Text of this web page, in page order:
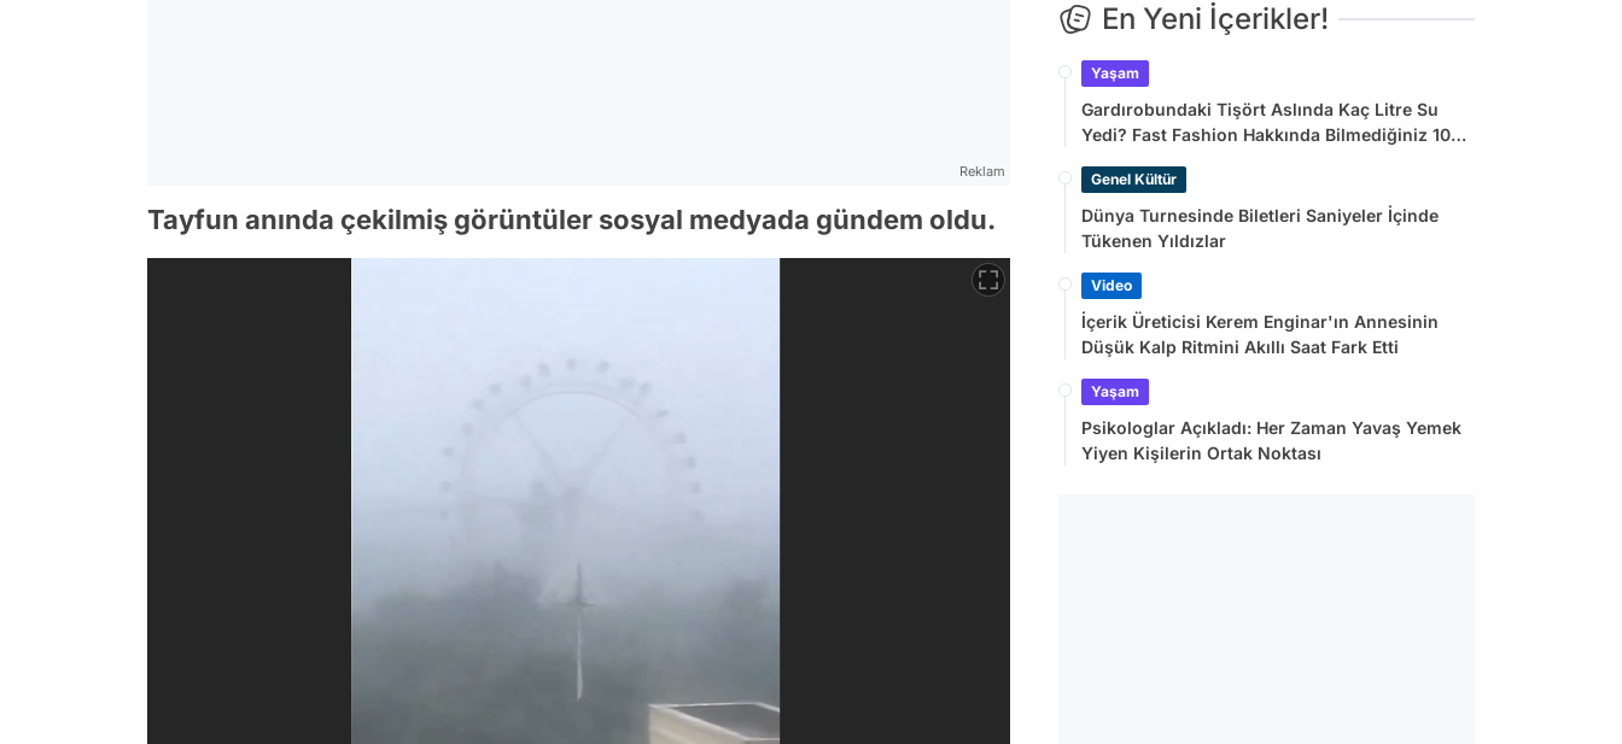
Reklam
Tayfun anında çekilmiş görüntüler sosyal medyada gündem oldu.
En Yeni İçerikler!
Yaşam
Gardırobundaki Tişört Aslında Kaç Litre Su
Yedi? Fast Fashion Hakkında Bilmediğiniz 10
Genel Kültür
Dünya Turnesinde Biletleri Saniyeler İçinde
Tükenen Yıldızlar
Video
İçerik Üreticisi Kerem Enginar'ın Annesinin
Düşük Kalp Ritmini Akıllı Saat Fark Etti
Yaşam
Psikologlar Açıkladı: Her Zaman Yavaş Yemek
Yiyen Kişilerin Ortak Noktası